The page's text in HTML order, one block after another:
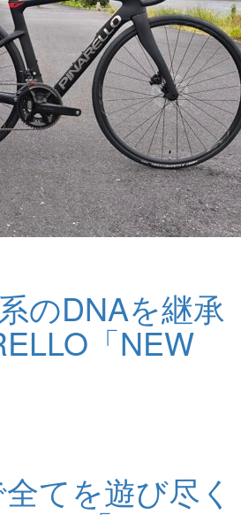
のDNAを継承
「NEW
てを遊び尽く